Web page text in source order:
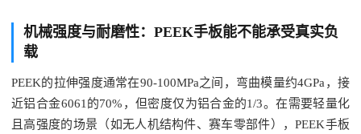
机械强度与耐磨性：PEEK手板能不能承受真实负
载
PEEK的拉伸强度通常在90-100MPa之间，弯曲模量约4GPa，接
近铝合金6061的70%，但密度仅为铝合金的1/3。在需要轻量化
且高强度的场景（如无人机结构件、赛车零部件），PEEK手板